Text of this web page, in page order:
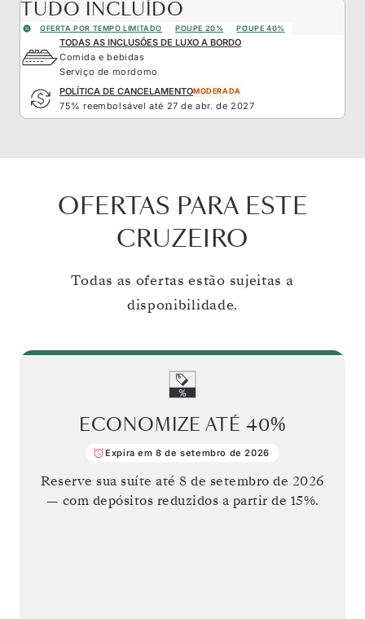
TUDO INCLUÍDO
OFERTA POR TEMPO LIMITADO POUPE 20% POUPE 40%
TODAS AS INCLUSÕES DE LUXO A BORDO
Comida e bebidas
Serviço de mordomo
POLÍTICA DE CANCELAMENTOMODERADA
75% reembolsável até 27 de abr. de 2027
OFERTAS PARA ESTE
CRUZEIRO
Todas as ofertas estão sujeitas a
disponibilidade.
ECONOMIZE ATÉ 40%
Expira em 8 de setembro de 2026
Reserve sua suíte até8 de setembro de 2026
— com depósitos reduzidos a partir de 15%.